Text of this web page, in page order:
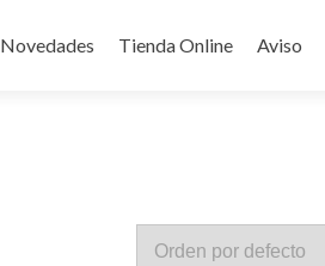
Novedades Tienda Online Aviso